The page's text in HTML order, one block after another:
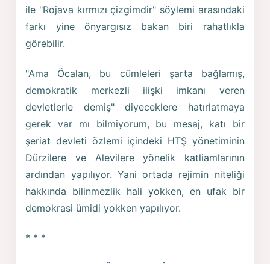
ile "Rojava kırmızı çizgimdir" söylemi arasındaki
farkı yine önyargısız bakan biri rahatlıkla
görebilir.
"Ama Öcalan, bu cümleleri şarta bağlamış,
demokratik merkezli ilişki imkanı veren
devletlerle demiş" diyeceklere hatırlatmaya
gerek var mı bilmiyorum, bu mesaj, katı bir
şeriat devleti özlemi içindeki HTŞ yönetiminin
Dürzilere ve Alevilere yönelik katliamlarının
ardından yapılıyor. Yani ortada rejimin niteliği
hakkında bilinmezlik hali yokken, en ufak bir
demokrasi ümidi yokken yapılıyor.
* * *